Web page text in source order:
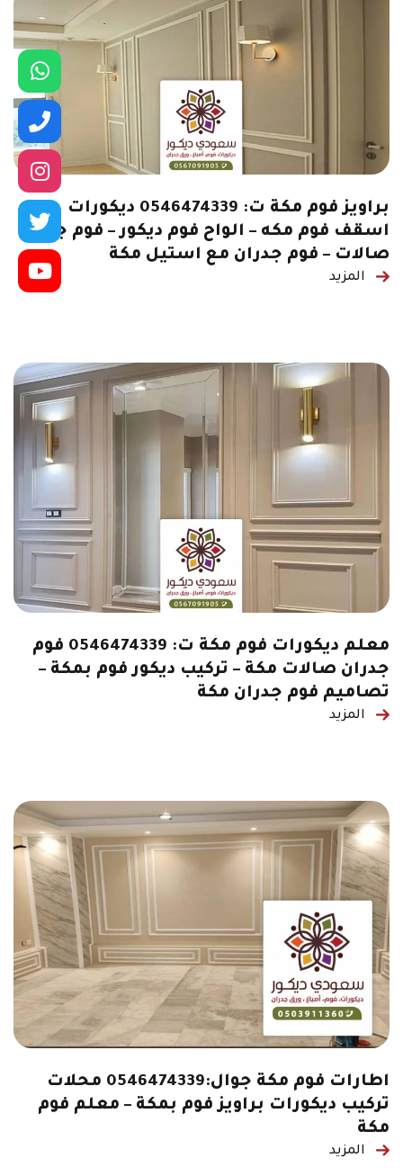
براويز فوم مكة ت: 0546474339 ديكورات
اسقف فوم مكه – الواح فوم ديكور – فوم جدران
صالات – فوم جدران مع استيل مكة
المزيد
معلم ديكورات فوم مكة ت: 0546474339 فوم
جدران صالات مكة – تركيب ديكور فوم بمكة –
تصاميم فوم جدران مكة
المزيد
اطارات فوم مكة جوال:0546474339 محلات
تركيب ديكورات براويز فوم بمكة – معلم فوم
مكة
المزيد